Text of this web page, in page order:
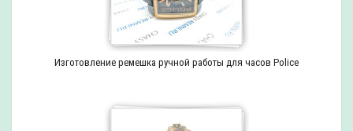
Изготовление ремешка ручной работы для часов Police